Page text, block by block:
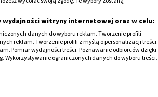
wydajności witryny internetowej oraz w celu:
danych do wyboru reklam. Tworzenie profili
reklam. Tworzenie profili z myślą o personalizacji treści.
Pomiar wydajności treści. Poznawanie odbiorców dzięki
Wykorzystywanie ograniczonych danych do wyboru treści.